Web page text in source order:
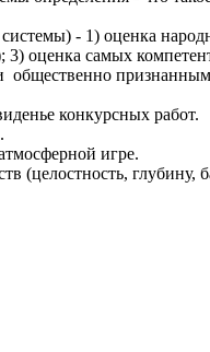
- 1) оценка
оценка самых
конкурсных работ.
игре.
(целостность, глубину,